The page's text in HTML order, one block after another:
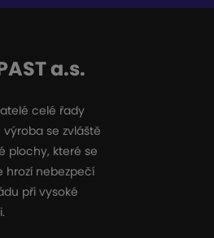
a.s.
celé řady
se zvláště
plochy, které se
hrozí nebezpečí
při vysoké